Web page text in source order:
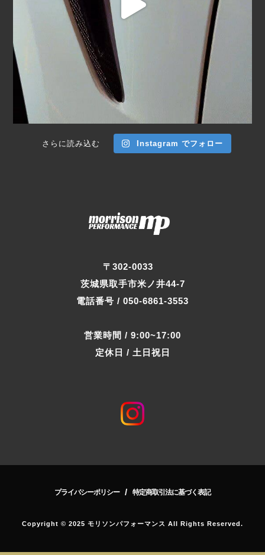
〒302-0033
茨城県取手市米ノ井44-7
電話番号 / 050-6861-3553
営業時間 / 9:00~17:00
定休日 / 土日祝日
さらに読み込む Instagram でフォロー
プライバシーポリシー / 特定商取引法に基づく表記
Copyright © 2025 モリソンパフォーマンス All Rights Reserved.